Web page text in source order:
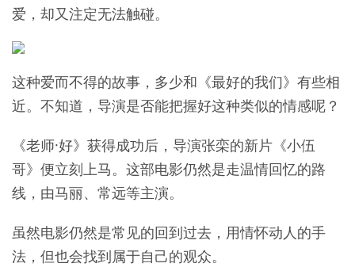
爱，却又注定无法触碰。
这种爱而不得的故事，多少和《最好的我们》有些相
近。不知道，导演是否能把握好这种类似的情感呢？
《老师·好》获得成功后，导演张栾的新片《小伍
哥》便立刻上马。这部电影仍然是走温情回忆的路
线，由马丽、常远等主演。
虽然电影仍然是常见的回到过去，用情怀动人的手
法，但也会找到属于自己的观众。